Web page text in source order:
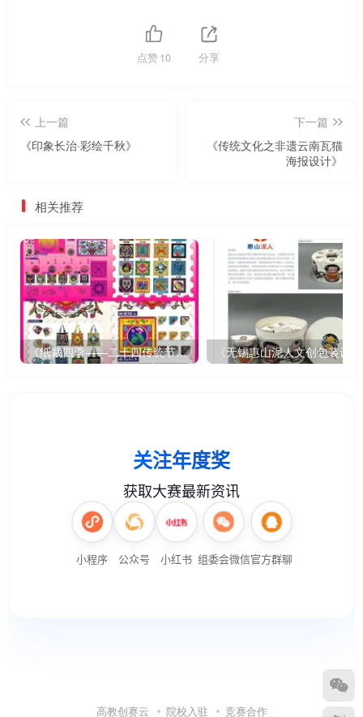
点赞10 分享
上一篇
《印象长治·彩绘千秋》
下一篇
《传统文化之非遗云南瓦猫
海报设计》
相关推荐
《纸裁四季——二十四传统节气文创设计》 《无锡惠山泥人文创包装设
高教创赛云 院校入驻 竞赛合作